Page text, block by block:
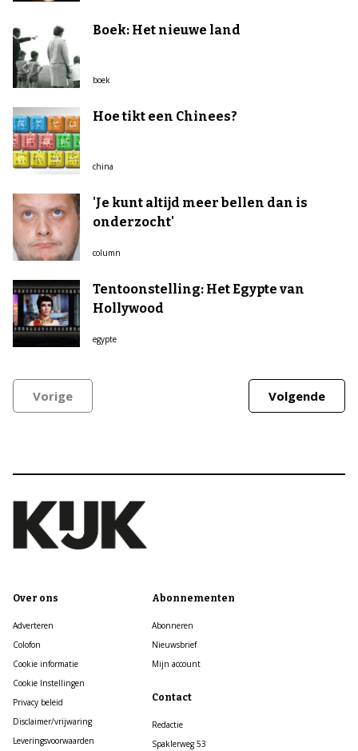
Boek: Het nieuwe land
boek
Hoe tikt een Chinees?
china
'Je kunt altijd meer bellen dan is
onderzocht'
column
Tentoonstelling: Het Egypte van
Hollywood
egypte
Vorige Volgende
Over ons
Adverteren
Colofon
Cookie informatie
Cookie Instellingen
Privacy beleid
Disclaimer/vrijwaring
Leveringsvoorwaarden
Abonnementen
Abonneren
Nieuwsbrief
Mijn account
Contact
Redactie
Spaklerweg 53